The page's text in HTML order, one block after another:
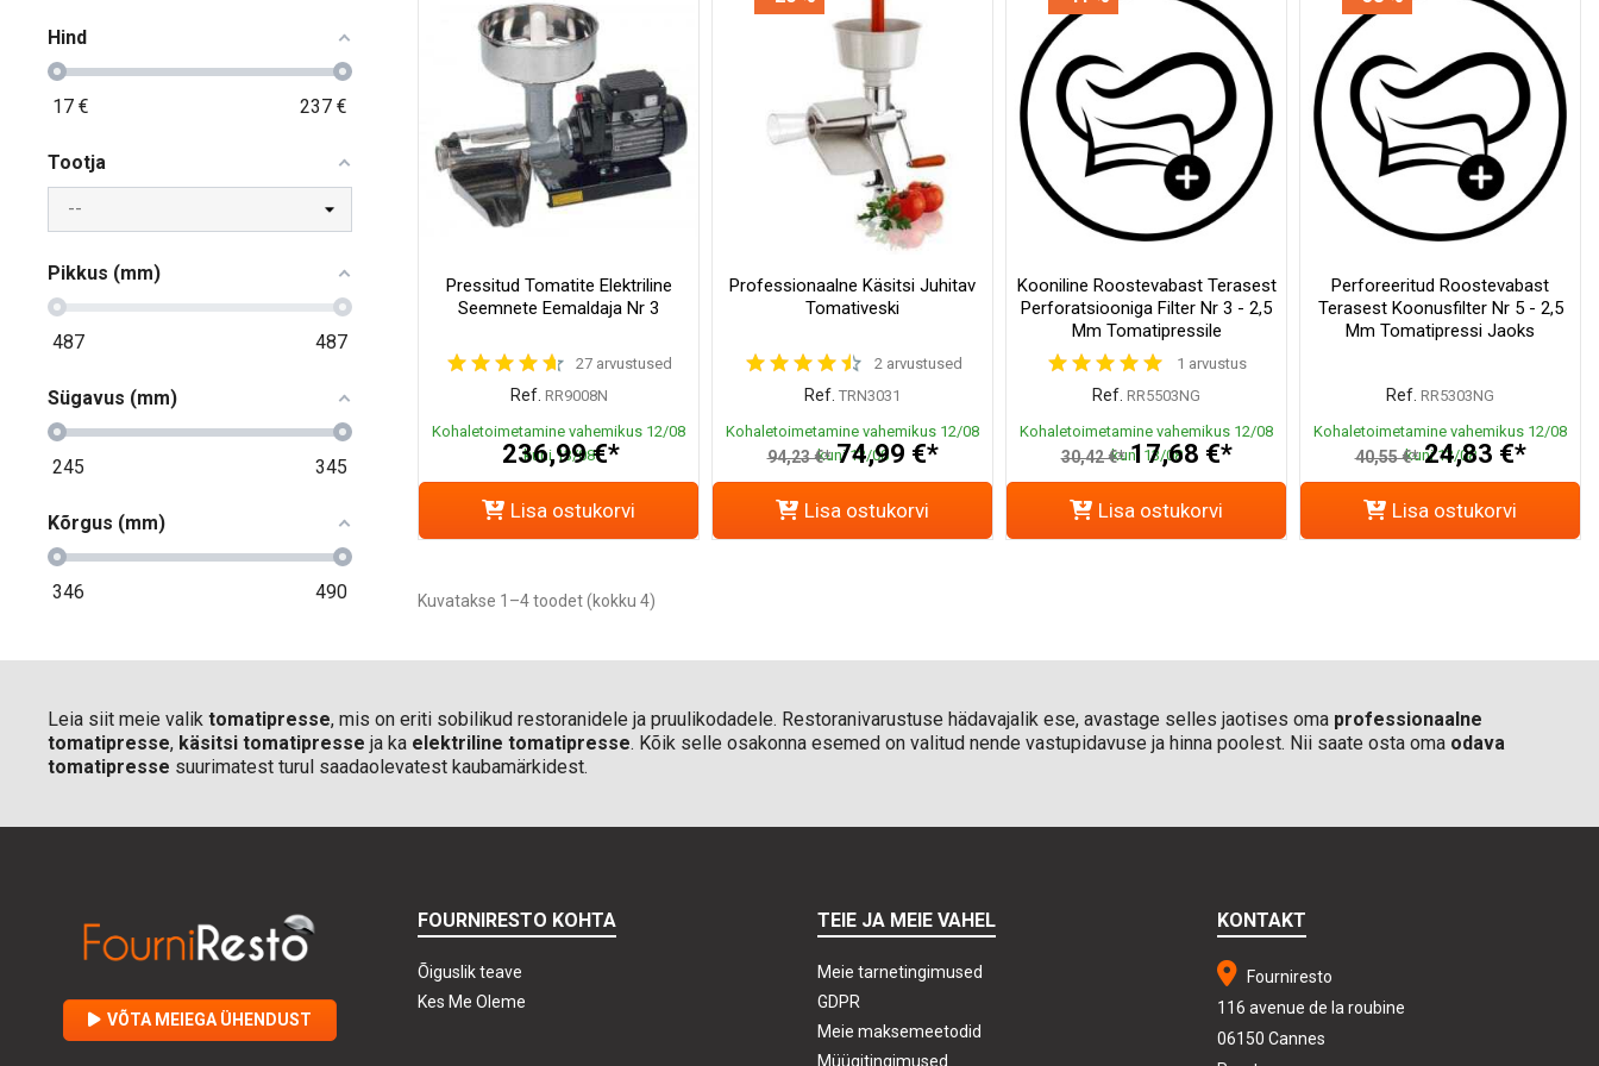
Hind
17 € 237 €
Tootja
Pikkus (mm)
487 487
Sügavus (mm)
245 345
Kõrgus (mm)
346 490
Pressitud Tomatite Elektriline
Seemnete Eemaldaja Nr 3
27 arvustused
Ref. RR9008N
Kohaletoimetamine vahemikus 12/08
kuni 13/08
236,99 €*
Lisa ostukorvi
Professionaalne Käsitsi Juhitav
Tomativeski
2 arvustused
Ref. TRN3031
Kohaletoimetamine vahemikus 12/08
kuni 13/08
94,23 €* 74,99 €*
Lisa ostukorvi
Kooniline Roostevabast Terasest
Perforatsiooniga Filter Nr 3 - 2,5
Mm Tomatipressile
1 arvustus
Ref. RR5503NG
Kohaletoimetamine vahemikus 12/08
kuni 13/08
30,42 €* 17,68 €*
Lisa ostukorvi
Perforeeritud Roostevabast
Terasest Koonusfilter Nr 5 - 2,5
Mm Tomatipressi Jaoks
Ref. RR5303NG
Kohaletoimetamine vahemikus 12/08
kuni 13/08
40,55 €* 24,83 €*
Lisa ostukorvi
Kuvatakse 1–4 toodet (kokku 4)
Leia siit meie valik tomatipresse, mis on eriti sobilikud restoranidele ja pruulikodadele. Restoranivarustuse hädavajalik ese, avastage selles jaotises oma professionaalne
tomatipresse, käsitsi tomatipresse ja ka elektriline tomatipresse. Kõik selle osakonna esemed on valitud nende vastupidavuse ja hinna poolest. Nii saate osta oma odava
tomatipresse suurimatest turul saadaolevatest kaubamärkidest.
VÕTA MEIEGA ÜHENDUST
FOURNIRESTO KOHTA
Õiguslik teave
Kes Me Oleme
TEIE JA MEIE VAHEL
Meie tarnetingimused
GDPR
Meie maksemeetodid
Müügitingimused
KONTAKT
Fourniresto
116 avenue de la roubine
06150 Cannes